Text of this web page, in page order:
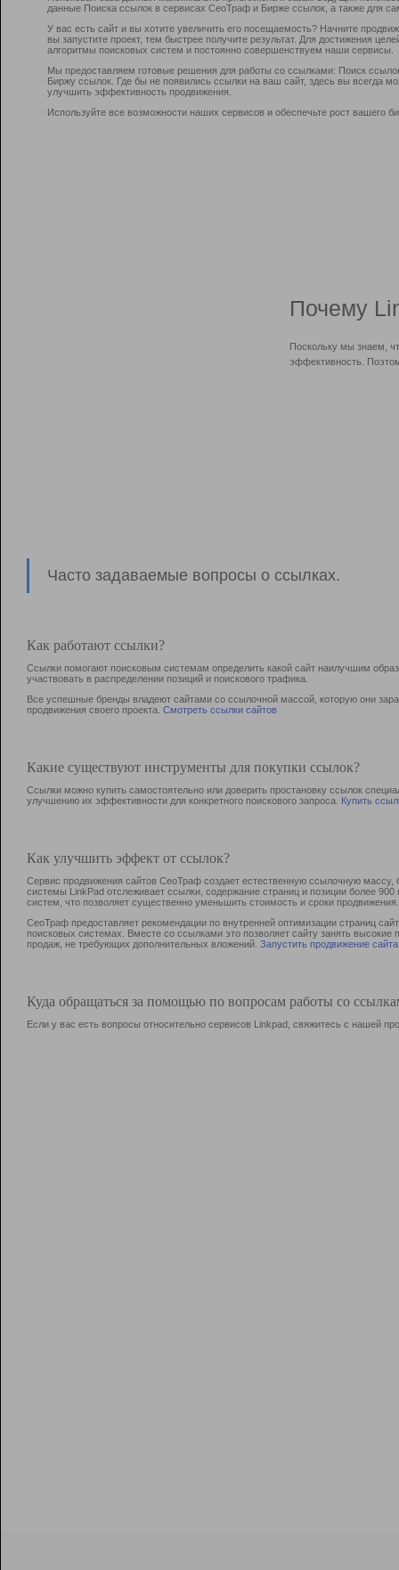
данные Поиска ссылок в сервисах СеоТраф и Бирже ссылок, а также для
У вас есть сайт и вы хотите увеличить его посещаемость? Начните
вы запустите проект, тем быстрее получите результат. Для достижения
алгоритмы поисковых систем и постоянно совершенствуем наши сервисы.
Мы предоставляем готовые решения для работы со ссылками: Поиск
Биржу ссылок. Где бы не появились ссылки на ваш сайт, здесь вы всегда
улучшить эффективность продвижения.
Используйте все возможности наших сервисов и обеспечьте рост вашего
Почему
Поскольку мы знаем,
эффективность.
Часто задаваемые вопросы о ссылках.
Как работают ссылки?
Ссылки помогают поисковым системам определить какой сайт наилучшим
участвовать в раcпределении позиций и поискового трафика.
Все успешные бренды владеют сайтами со ссылочной массой, которую они
продвижения своего проекта. Смотреть ссылки сайтов
Какие существуют инструменты для покупки ссылок?
Ссылки можно купить самостоятельно или доверить простановку ссылок
улучшению их эффективности для конкретного поискового запроса. Купить
Как улучшить эффект от ссылок?
Сервис продвижения сайтов СеоТраф создает естественную ссылочную
системы LinkPad отслеживает ссылки, содержание страниц и позиции более
систем, что позволяет существенно уменьшить стоимость и сроки продвижения.
СеоТраф предоставляет рекомендации по внутренней оптимизации страниц
поисковых системах. Вместе со ссылками это позволяет сайту занять
продаж, не требующих дополнительных вложений. Запустить продвижение сайта
Куда обращаться за помощью по вопросам работы со
Если у вас есть вопросы относительно сервисов Linkpad, свяжитесь с нашей